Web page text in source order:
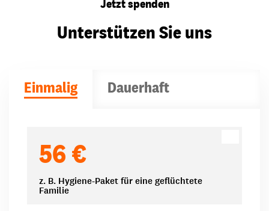
Jetzt spenden
Unterstützen Sie uns
Einmalig Dauerhaft
56 €
z. B. Hygiene-Paket für eine geflüchtete
Familie